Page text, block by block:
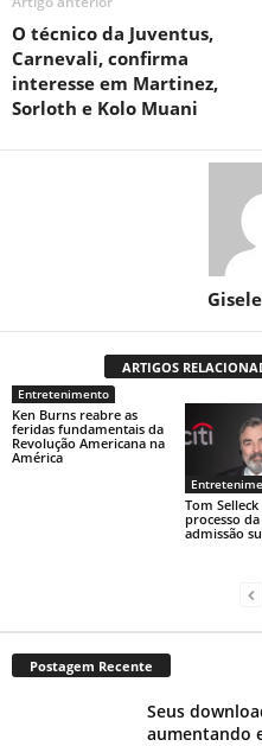
O técnico da Juventus,
Carnevali, confirma
interesse em Martinez,
Sorloth e Kolo Muani
ARTIGOS
Entretenimento
Ken Burns reabre as
feridas fundamentais da
Revolução Americana na
América
Tom
processo da
admissão
Postagem Recente
Seus
aumentando